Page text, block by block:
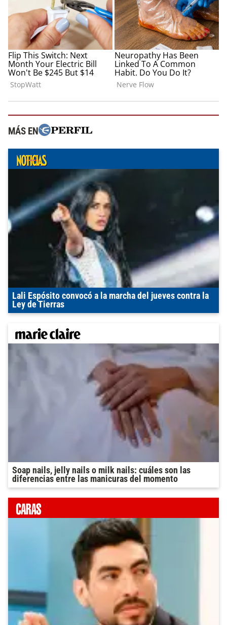
MÁS EN
Lali Espósito convocó a la marcha del jueves contra la
Ley de Tierras
Soap nails, jelly nails o milk nails: cuáles son las
diferencias entre las manicuras del momento